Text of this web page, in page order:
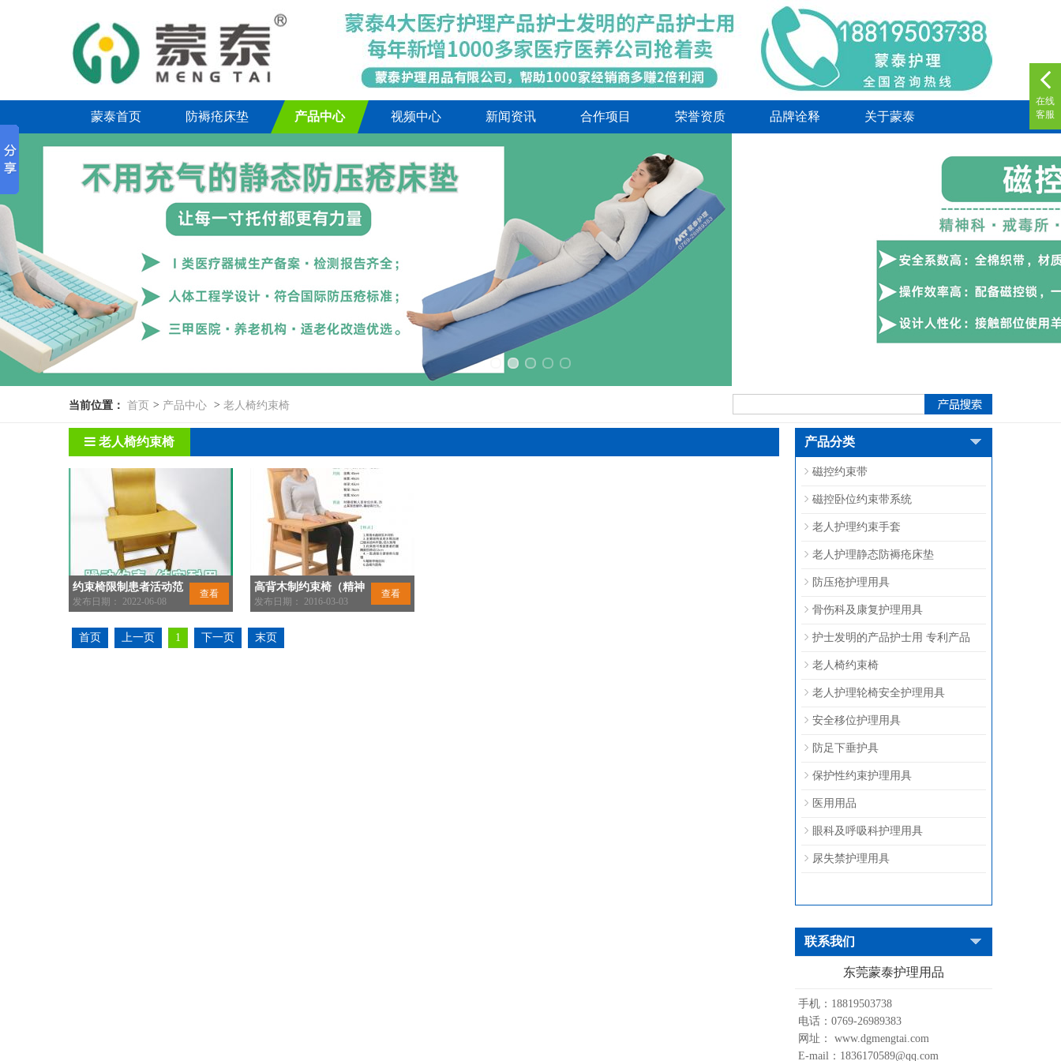
蒙泰首页 防褥疮床垫 产品中心 视频中心 新闻资讯 合作项目 荣誉资质 品牌诠释 关于蒙泰
联系我们
当前位置： 首页 > 产品中心 > 老人椅约束椅
老人椅约束椅
约束椅限制患者活动范
围
发布日期： 2022-06-08
查看
高背木制约束椅（精神
科专用) 保护性约束老
发布日期： 2016-03-03
查看
首页 上一页 1 下一页 末页
产品分类
磁控约束带
磁控卧位约束带系统
老人护理约束手套
老人护理静态防褥疮床垫
防压疮护理用具
骨伤科及康复护理用具
护士发明的产品护士用 专利产品
老人椅约束椅
老人护理轮椅安全护理用具
安全移位护理用具
防足下垂护具
保护性约束护理用具
医用用品
眼科及呼吸科护理用具
尿失禁护理用具
联系我们
东莞蒙泰护理用品
手机：18819503738
电话：0769-26989383
网址： www.dgmengtai.com
E-mail：1836170589@qq.com
在线
客服